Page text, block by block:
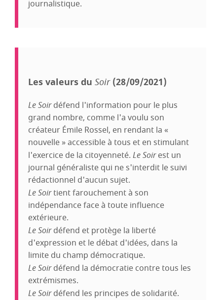
journalistique.
Les valeurs du Soir(28/09/2021)
Le Soirdéfend l'information pour le plus
grand nombre, comme l'a voulu son
créateur Émile Rossel, en rendant la «
nouvelle » accessible à tous et en stimulant
l'exercice de la citoyenneté. Le Soirest un
journal généraliste qui ne s'interdit le suivi
rédactionnel d'aucun sujet.
Le Soirtient farouchement à son
indépendance face à toute influence
extérieure.
Le Soirdéfend et protège la liberté
d'expression et le débat d'idées, dans la
limite du champ démocratique.
Le Soirdéfend la démocratie contre tous les
extrémismes.
Le Soirdéfend les principes de solidarité.